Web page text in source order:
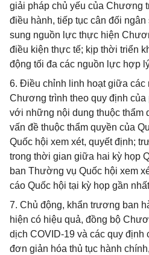
giải pháp chủ yếu của Chương
điều hành, tiếp tục cân đối
sung nguồn lực thực hiện
điều kiện thực tế; kịp thời triển
động tối đa các nguồn lực hợp
6. Điều chỉnh linh hoạt giữa các
Chương trình theo quy định của
với những nội dung thuộc thẩm
vấn đề thuộc thẩm quyền của
Quốc hội xem xét, quyết định;
trong thời gian giữa hai kỳ họp
ban Thường vụ Quốc hội xem
cáo Quốc hội tại kỳ họp gần
7. Chủ động, khẩn trương ban
hiện có hiệu quả, đồng bộ
dịch COVID-19 và các quy định
đơn giản hóa thủ tục hành